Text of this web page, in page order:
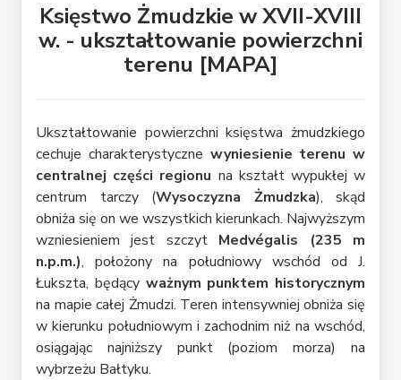
Księstwo Żmudzkie w XVII-XVIII
w. - ukształtowanie powierzchni
terenu [MAPA]
Ukształtowanie powierzchni księstwa żmudzkiego
cechuje charakterystyczne wyniesienie terenu w
centralnej części regionu na kształt wypukłej w
centrum tarczy (Wysoczyzna Żmudzka), skąd
obniża się on we wszystkich kierunkach. Najwyższym
wzniesieniem jest szczyt Medvégalis (235 m
n.p.m.), położony na południowy wschód od J.
Łukszta, będący ważnym punktem historycznym
na mapie całej Żmudzi. Teren intensywniej obniża się
w kierunku południowym i zachodnim niż na wschód,
osiągając najniższy punkt (poziom morza) na
wybrzeżu Bałtyku.